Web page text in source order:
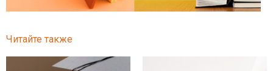
Читайте также